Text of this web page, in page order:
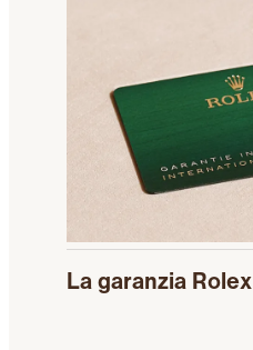
La garanzia Rolex